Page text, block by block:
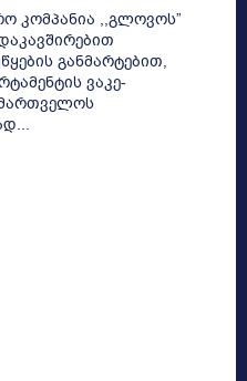
კომპანია ,,გლოვოს”
განმარტებით,
ვაკე-